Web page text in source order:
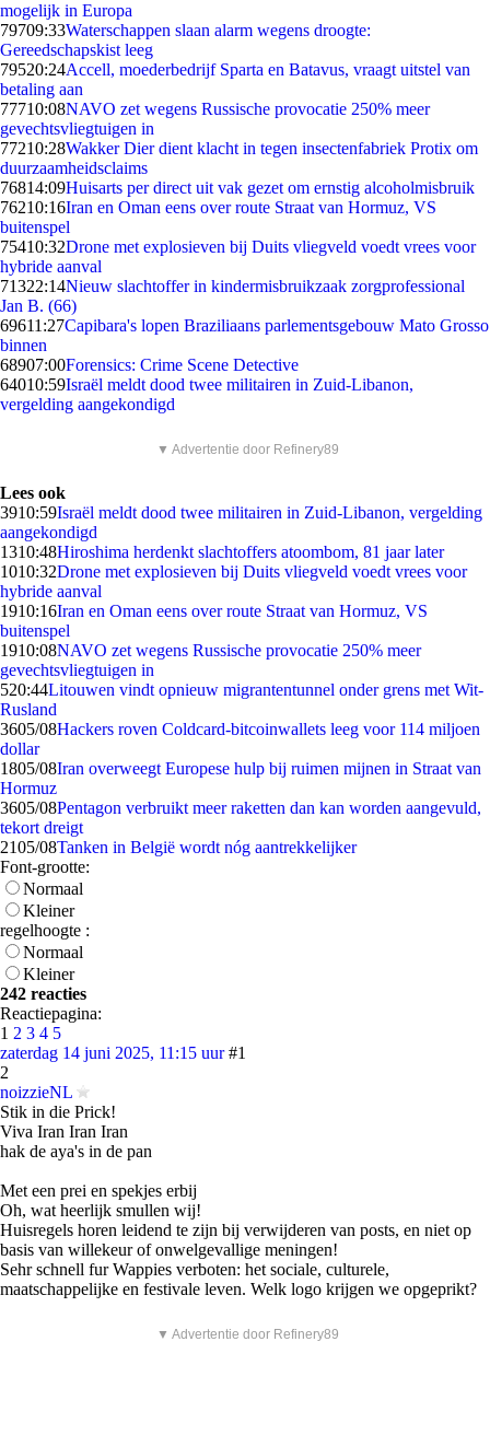
mogelijk in Europa
79709:33Waterschappen slaan alarm wegens droogte:
Gereedschapskist leeg
79520:24Accell, moederbedrijf Sparta en Batavus, vraagt uitstel van
betaling aan
77710:08NAVO zet wegens Russische provocatie 250% meer
gevechtsvliegtuigen in
77210:28Wakker Dier dient klacht in tegen insectenfabriek Protix om
duurzaamheidsclaims
76814:09Huisarts per direct uit vak gezet om ernstig alcoholmisbruik
76210:16Iran en Oman eens over route Straat van Hormuz, VS
buitenspel
75410:32Drone met explosieven bij Duits vliegveld voedt vrees voor
hybride aanval
71322:14Nieuw slachtoffer in kindermisbruikzaak zorgprofessional
Jan B. (66)
69611:27Capibara's lopen Braziliaans parlementsgebouw Mato Grosso
binnen
68907:00Forensics: Crime Scene Detective
64010:59Israël meldt dood twee militairen in Zuid-Libanon,
vergelding aangekondigd
▼ Advertentie door Refinery89
Lees ook
3910:59Israël meldt dood twee militairen in Zuid-Libanon, vergelding
aangekondigd
1310:48Hiroshima herdenkt slachtoffers atoombom, 81 jaar later
1010:32Drone met explosieven bij Duits vliegveld voedt vrees voor
hybride aanval
1910:16Iran en Oman eens over route Straat van Hormuz, VS
buitenspel
1910:08NAVO zet wegens Russische provocatie 250% meer
gevechtsvliegtuigen in
520:44Litouwen vindt opnieuw migrantentunnel onder grens met Wit-
Rusland
3605/08Hackers roven Coldcard-bitcoinwallets leeg voor 114 miljoen
dollar
1805/08Iran overweegt Europese hulp bij ruimen mijnen in Straat van
Hormuz
3605/08Pentagon verbruikt meer raketten dan kan worden aangevuld,
tekort dreigt
2105/08Tanken in België wordt nóg aantrekkelijker
Font-grootte:
Normaal
Kleiner
regelhoogte :
Normaal
Kleiner
242 reacties
Reactiepagina:
1 2 3 4 5
zaterdag 14 juni 2025, 11:15 uur #1
2
noizzieNL
Stik in die Prick!
Viva Iran Iran Iran
hak de aya's in de pan
Met een prei en spekjes erbij
Oh, wat heerlijk smullen wij!
Huisregels horen leidend te zijn bij verwijderen van posts, en niet op
basis van willekeur of onwelgevallige meningen!
Sehr schnell fur Wappies verboten: het sociale, culturele,
maatschappelijke en festivale leven. Welk logo krijgen we opgeprikt?
▼ Advertentie door Refinery89